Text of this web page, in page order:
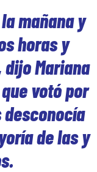
mañana y
horas y
Mariana
votó por
de las y